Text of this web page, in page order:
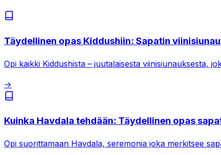
Täydellinen opas Kiddushiin: Sapatin
Opi kaikki Kiddushista – juutalaisesta viinisiunauksesta,
→
Kuinka Havdala tehdään: Täydellinen opas
Opi suorittamaan Havdala, seremonia joka merkitsee